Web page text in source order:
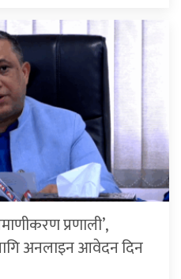
प्रणाली’,
अनलाइन आवेदन दिन